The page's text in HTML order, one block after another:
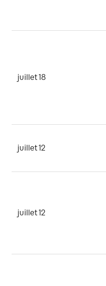
juillet 18
juillet 12
juillet 12